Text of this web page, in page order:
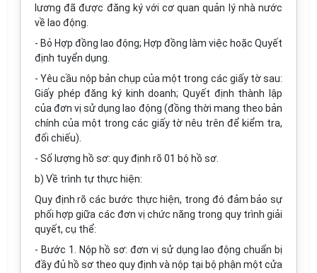
lương đã được đăng ký với cơ quan quản lý nhà nước
về lao động.
- Bỏ Hợp đồng lao động; Hợp đồng làm việc hoặc Quyết
định tuyển dụng.
- Yêu cầu nộp bản chụp của một trong các giấy tờ sau:
Giấy phép đăng ký kinh doanh; Quyết định thành lập
của đơn vị sử dụng lao động (đồng thời mang theo bản
chính của một trong các giấy tờ nêu trên để kiểm tra,
đối chiếu).
- Số lượng hồ sơ: quy định rõ 01 bộ hồ sơ.
b) Về trình tự thực hiện:
Quy định rõ các bước thực hiện, trong đó đảm bảo sự
phối hợp giữa các đơn vị chức năng trong quy trình giải
quyết, cụ thể:
- Bước 1. Nộp hồ sơ: đơn vị sử dụng lao động chuẩn bị
đầy đủ hồ sơ theo quy định và nộp tại bộ phận một cửa